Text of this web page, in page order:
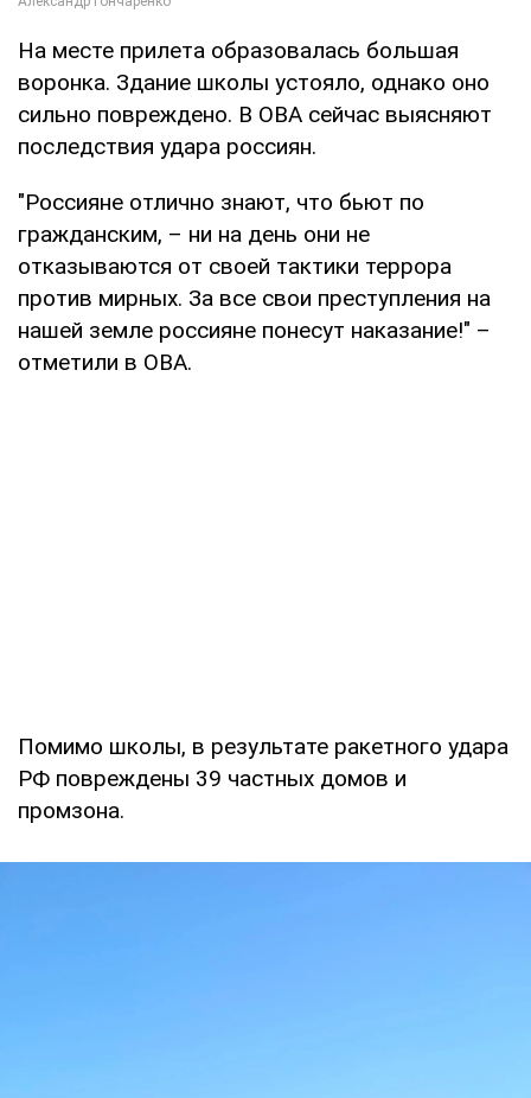
На месте прилета образовалась большая
воронка. Здание школы устояло, однако оно
сильно повреждено. В ОВА сейчас выясняют
последствия удара россиян.
"Россияне отлично знают, что бьют по
гражданским, – ни на день они не
отказываются от своей тактики террора
против мирных. За все свои преступления на
нашей земле россияне понесут наказание!" –
отметили в ОВА.
Помимо школы, в результате ракетного удара
РФ повреждены 39 частных домов и
промзона.